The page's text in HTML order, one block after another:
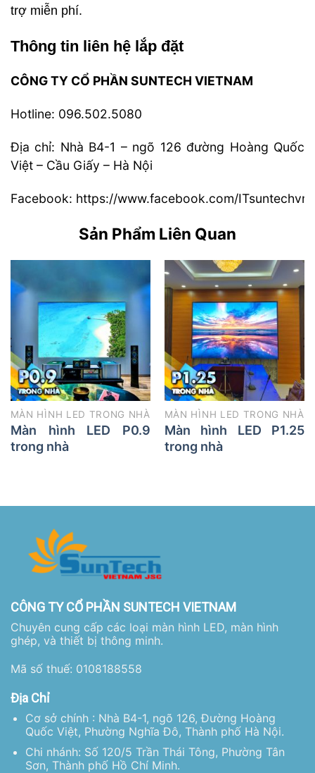
trợ miễn phí.
Thông tin liên hệ lắp đặt
CÔNG TY CỔ PHẦN SUNTECH VIETNAM
Hotline: 096.502.5080
Địa chỉ: Nhà B4-1 – ngõ 126 đường Hoàng Quốc
Việt – Cầu Giấy – Hà Nội
Facebook: https://www.facebook.com/ITsuntechvn
Sản Phẩm Liên Quan
MÀN HÌNH LED TRONG NHÀ
Màn hình LED P0.9
trong nhà
MÀN HÌNH LED TRONG NHÀ
Màn hình LED P1.25
trong nhà
CÔNG TY CỔ PHẦN SUNTECH VIETNAM
Chuyên cung cấp các loại màn hình LED, màn hình
ghép, và thiết bị thông minh.
Mã số thuế: 0108188558
Địa Chỉ
Cơ sở chính : Nhà B4-1, ngõ 126, Đường Hoàng
Quốc Việt, Phường Nghĩa Đô, Thành phố Hà Nội.
Chi nhánh: Số 120/5 Trần Thái Tông, Phường Tân
Sơn, Thành phố Hồ Chí Minh.